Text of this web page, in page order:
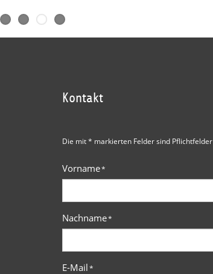
Kontakt
Die mit * markierten Felder sind Pflichtfelder
Vorname*
Nachname*
E-Mail*